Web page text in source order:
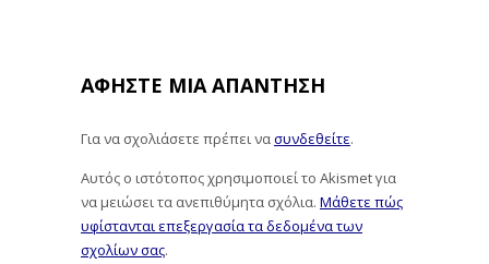
ΑΦΉΣΤΕ ΜΙΑ ΑΠΆΝΤΗΣΗ
Για να σχολιάσετε πρέπει νασυνδεθείτε.
Αυτός ο ιστότοπος χρησιμοποιεί το Akismet για
να μειώσει τα ανεπιθύμητα σχόλια. Μάθετε πώς
υφίστανται επεξεργασία τα δεδομένα των
σχολίων σας.